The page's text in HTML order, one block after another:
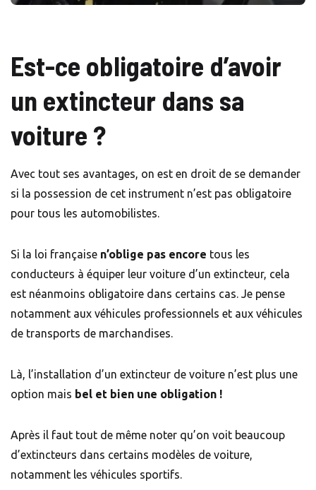
Est-ce obligatoire d’avoir
un extincteur dans sa
voiture ?
Avec tout ses avantages, on est en droit de se demander
si la possession de cet instrument n’est pas obligatoire
pour tous les automobilistes.
Si la loi française n’oblige pas encore tous les
conducteurs à équiper leur voiture d’un extincteur, cela
est néanmoins obligatoire dans certains cas. Je pense
notamment aux véhicules professionnels et aux véhicules
de transports de marchandises.
Là, l’installation d’un extincteur de voiture n’est plus une
option mais bel et bien une obligation !
Après il faut tout de même noter qu’on voit beaucoup
d’extincteurs dans certains modèles de voiture,
notamment les véhicules sportifs.